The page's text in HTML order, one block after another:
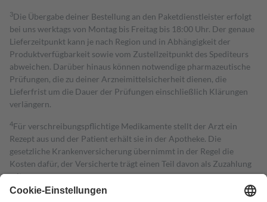
3Die Übergabe deiner Bestellung an den Paketdienstleister erfolgt
bei uns werktags von Montag bis Freitag bis 18:00 Uhr. Der genaue
Lieferzeitpunkt kann je nach Region und in Abhängigkeit der
Produktverfügbarkeit sowie vom Zustellzeitpunkt des Spediteurs
abweichen. Darüber hinaus können notwendige pharmazeutische
Prüfungen, die zu deiner Arzneimittelsicherheit dienen, die
Lieferfrist um die Dauer der Prüfungen einschließlich Klärungen
verlängern.
4Für verschreibungspflichtige Medikamente stellt der Arzt ein
Rezept aus und der Patient erhält sie in der Apotheke. Die
gesetzliche Krankenversicherung übernimmt in der Regel die
Kosten dafür, der Versicherte trägt einen Teil davon als Zuzahlung
mit.
Grundsätzlich leisten Mitglieder Zuzahlungen in Höhe von zehn